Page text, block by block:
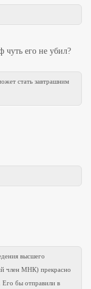
чуть его не убил?
стать завтрашним
высшего
член МНК) прекрасно
Его бы отправили в